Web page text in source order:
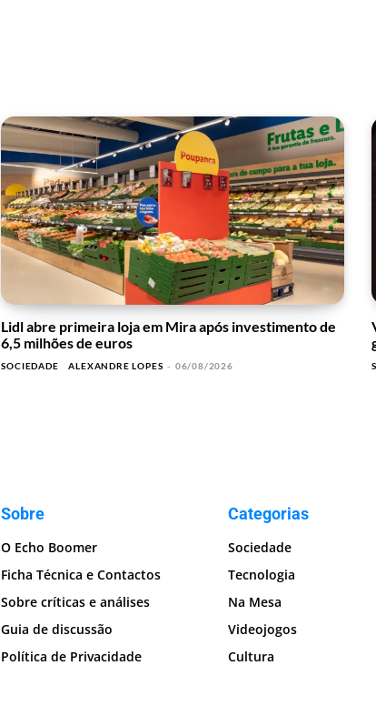
Lidl abre primeira loja em Mira após investimento de
6,5 milhões de euros
SOCIEDADE ALEXANDRE LOPES - 06/08/2026
Sobre
O Echo Boomer
Ficha Técnica e Contactos
Sobre críticas e análises
Guia de discussão
Política de Privacidade
Categorias
Sociedade
Tecnologia
Na Mesa
Videojogos
Cultura